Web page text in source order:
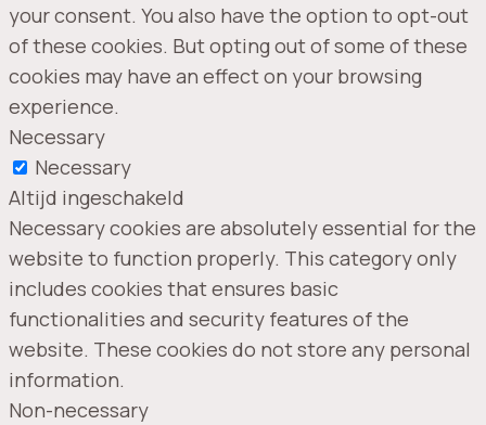
your consent. You also have the option to opt-out
of these cookies. But opting out of some of these
cookies may have an effect on your browsing
experience.
Necessary
Necessary
Altijd ingeschakeld
Necessary cookies are absolutely essential for the
website to function properly. This category only
includes cookies that ensures basic
functionalities and security features of the
website. These cookies do not store any personal
information.
Non-necessary